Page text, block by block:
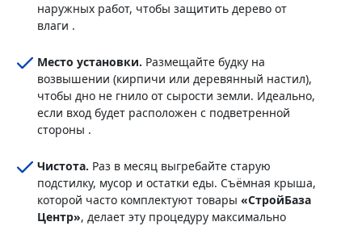
наружных работ, чтобы защитить дерево от
влаги .
Место установки. Размещайте будку на
возвышении (кирпичи или деревянный настил),
чтобы дно не гнило от сырости земли. Идеально,
если вход будет расположен с подветренной
стороны .
Чистота. Раз в месяц выгребайте старую
подстилку, мусор и остатки еды. Съёмная крыша,
которой часто комплектуют товары «СтройБаза
Центр», делает эту процедуру максимально